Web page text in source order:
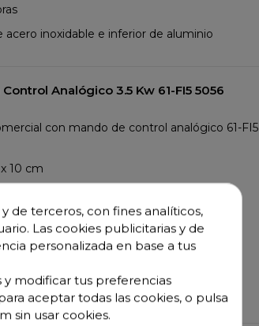
acero inoxidable e inferior de aluminio
Analógico 3.5 Kw 61-FI5 5056
con mando de control analógico 61-FI5
10 cm
acero inoxidable e inferior de aluminio
de terceros, con fines analíticos,
Las cookies publicitarias y de
personalizada en base a tus
y modificar tus preferencias
aceptar todas las cookies, o pulsa
sin usar cookies.